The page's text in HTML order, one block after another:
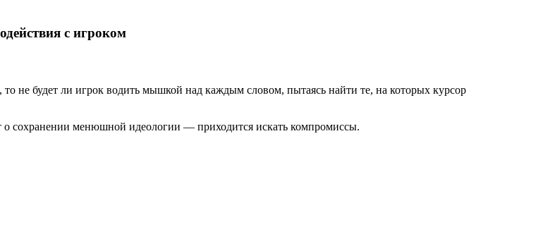
с игроком
не будет ли игрок водить мышкой над каждым словом, пытаясь найти те, на которых курсор
о сохранении менюшной идеологии — приходится искать компромиссы.